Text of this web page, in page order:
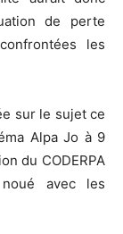
de perte
les
sur le sujet ce
Alpa Jo à 9
du CODERPA
avec les